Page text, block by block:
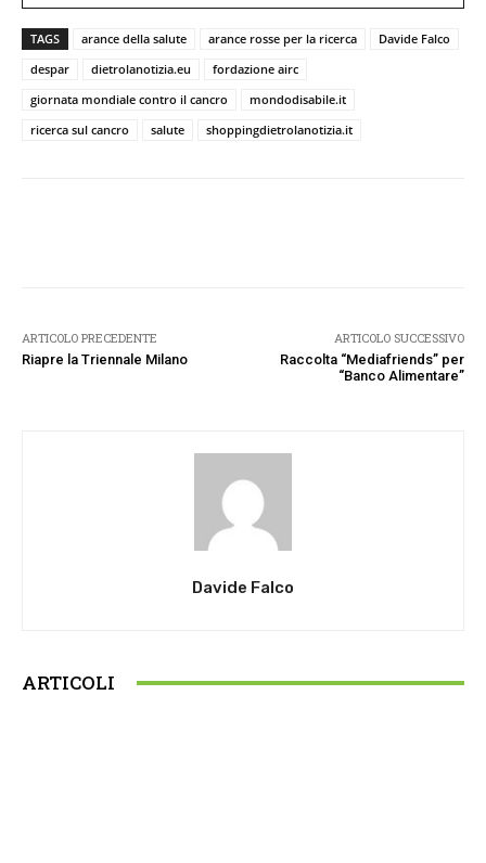
TAGS arance della salute arance rosse per la ricerca
Davide Falco
despar
dietrolanotizia.eu
fordazione airc
giornata mondiale contro il cancro
mondodisabile.it
ricerca sul cancro
salute shoppingdietrolanotizia.it
ARTICOLO PRECEDENTE
Riapre la Triennale Milano
ARTICOLO SUCCESSIVO
Raccolta “Mediafriends” per
“Banco Alimentare”
Davide Falco
ARTICOLI